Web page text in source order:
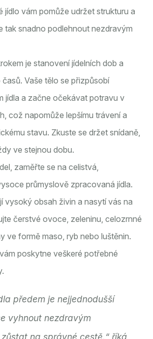
jídlo vám pomůže udržet strukturu a
tak snadno podlehnout nezdravým
je stanovení jídelních dob a
Vaše tělo se přizpůsobí
jídla a začne očekávat potravu v
což napomůže lepšímu trávení a
stavu. Zkuste se držet snídaně,
ve stejnou dobu.
zaměřte se na celistvá,
průmyslově zpracovaná jídla.
vysoký obsah živin a nasytí vás na
čerstvé ovoce, zeleninu, celozrnné
ve formě maso, ryb nebo luštěnin.
poskytne veškeré potřebné
předem je nejjednodušší
vyhnout nezdravým